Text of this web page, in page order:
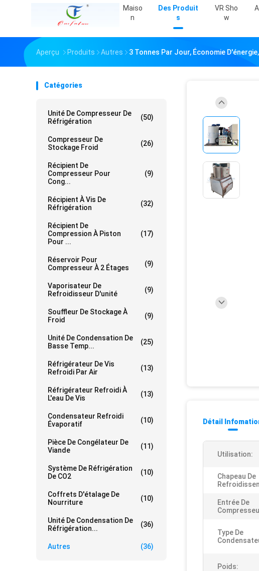
Maiso
N
Des Produit
S
VR Sho
W
Aperçu Produits Autres 3 Tonnes Par Jour, Économie
Catégories
Unité De Compresseur De
Réfrigération
(50)
Compresseur De
Stockage Froid
(26)
Récipient De
Compresseur Pour
Cong...
(9)
Récipient À Vis De
Réfrigération
(32)
Récipient De
Compression À Piston
Pour ...
(17)
Réservoir Pour
Compresseur À 2 Étages
(9)
Vaporisateur De
Refroidisseur D'unité
(9)
Souffleur De Stockage À
Froid
(9)
Unité De Condensation De
Basse Temp...
(25)
Réfrigérateur De Vis
Refroidi Par Air
(13)
Réfrigérateur Refroidi À
L'eau De Vis
(13)
Condensateur Refroidi
Évaporatif
(10)
Pièce De Congélateur De
Viande
(11)
Système De Réfrigération
De CO2
(10)
Coffrets D'étalage De
Nourriture
(10)
Unité De Condensation De
Réfrigération...
(36)
Autres (36)
Détail
Utilisation:
Chapeau De
Entrée De
Type De
Poids: